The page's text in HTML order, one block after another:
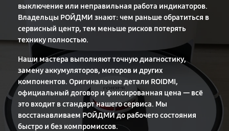
выключение или неправильная работа индикаторов.
Владельцы РОЙДМИ знают: чем раньше обратиться в
сервисный центр, тем меньше рисков потерять
технику полностью.
Наши мастера выполняют точную диагностику,
замену аккумуляторов, моторов и других
компонентов. Оригинальные детали ROIDMI,
официальный договор и фиксированная цена — всё
это входит в стандарт нашего сервиса. Мы
восстанавливаем РОЙДМИ до рабочего состояния
быстро и без компромиссов.